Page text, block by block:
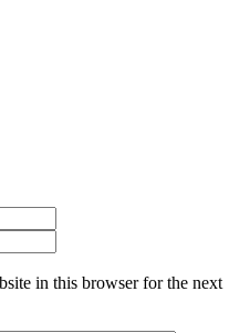
in this browser for the next